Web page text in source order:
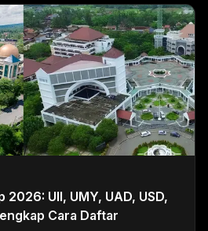
2026: UII, UMY, UAD, USD,
Cara Daftar